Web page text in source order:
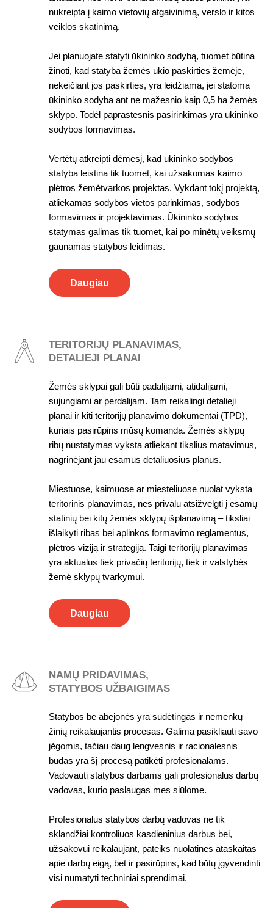
nukreipta į kaimo vietovių atgaivinimą, verslo ir kitos
veiklos skatinimą.
Jei planuojate statyti ūkininko sodybą, tuomet būtina
žinoti, kad statyba žemės ūkio paskirties žemėje,
nekeičiant jos paskirties, yra leidžiama, jei statoma
ūkininko sodyba ant ne mažesnio kaip 0,5 ha žemės
sklypo. Todėl paprastesnis pasirinkimas yra ūkininko
sodybos formavimas.
Vertėtų atkreipti dėmesį, kad ūkininko sodybos
statyba leistina tik tuomet, kai užsakomas kaimo
plėtros žemėtvarkos projektas. Vykdant tokį projektą,
atliekamas sodybos vietos parinkimas, sodybos
formavimas ir projektavimas. Ūkininko sodybos
statymas galimas tik tuomet, kai po minėtų veiksmų
gaunamas statybos leidimas.
Daugiau
TERITORIJŲ PLANAVIMAS,
DETALIEJI PLANAI
Žemės sklypai gali būti padalijami, atidalijami,
sujungiami ar perdalijam. Tam reikalingi detalieji
planai ir kiti teritorijų planavimo dokumentai (TPD),
kuriais pasirūpins mūsų komanda. Žemės sklypų
ribų nustatymas vyksta atliekant tikslius matavimus,
nagrinėjant jau esamus detaliuosius planus.
Miestuose, kaimuose ar miesteliuose nuolat vyksta
teritorinis planavimas, nes privalu atsižvelgti į esamų
statinių bei kitų žemės sklypų išplanavimą – tiksliai
išlaikyti ribas bei aplinkos formavimo reglamentus,
plėtros viziją ir strategiją. Taigi teritorijų planavimas
yra aktualus tiek privačių teritorijų, tiek ir valstybės
žemė sklypų tvarkymui.
Daugiau
NAMŲ PRIDAVIMAS,
STATYBOS UŽBAIGIMAS
Statybos be abejonės yra sudėtingas ir nemenkų
žinių reikalaujantis procesas. Galima pasikliauti savo
jėgomis, tačiau daug lengvesnis ir racionalesnis
būdas yra šį procesą patikėti profesionalams.
Vadovauti statybos darbams gali profesionalus darbų
vadovas, kurio paslaugas mes siūlome.
Profesionalus statybos darbų vadovas ne tik
sklandžiai kontroliuos kasdieninius darbus bei,
užsakovui reikalaujant, pateiks nuolatines ataskaitas
apie darbų eigą, bet ir pasirūpins, kad būtų įgyvendinti
visi numatyti techniniai sprendimai.